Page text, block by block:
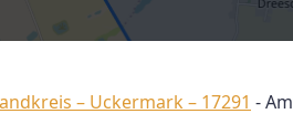
– Uckermark – 17291 -